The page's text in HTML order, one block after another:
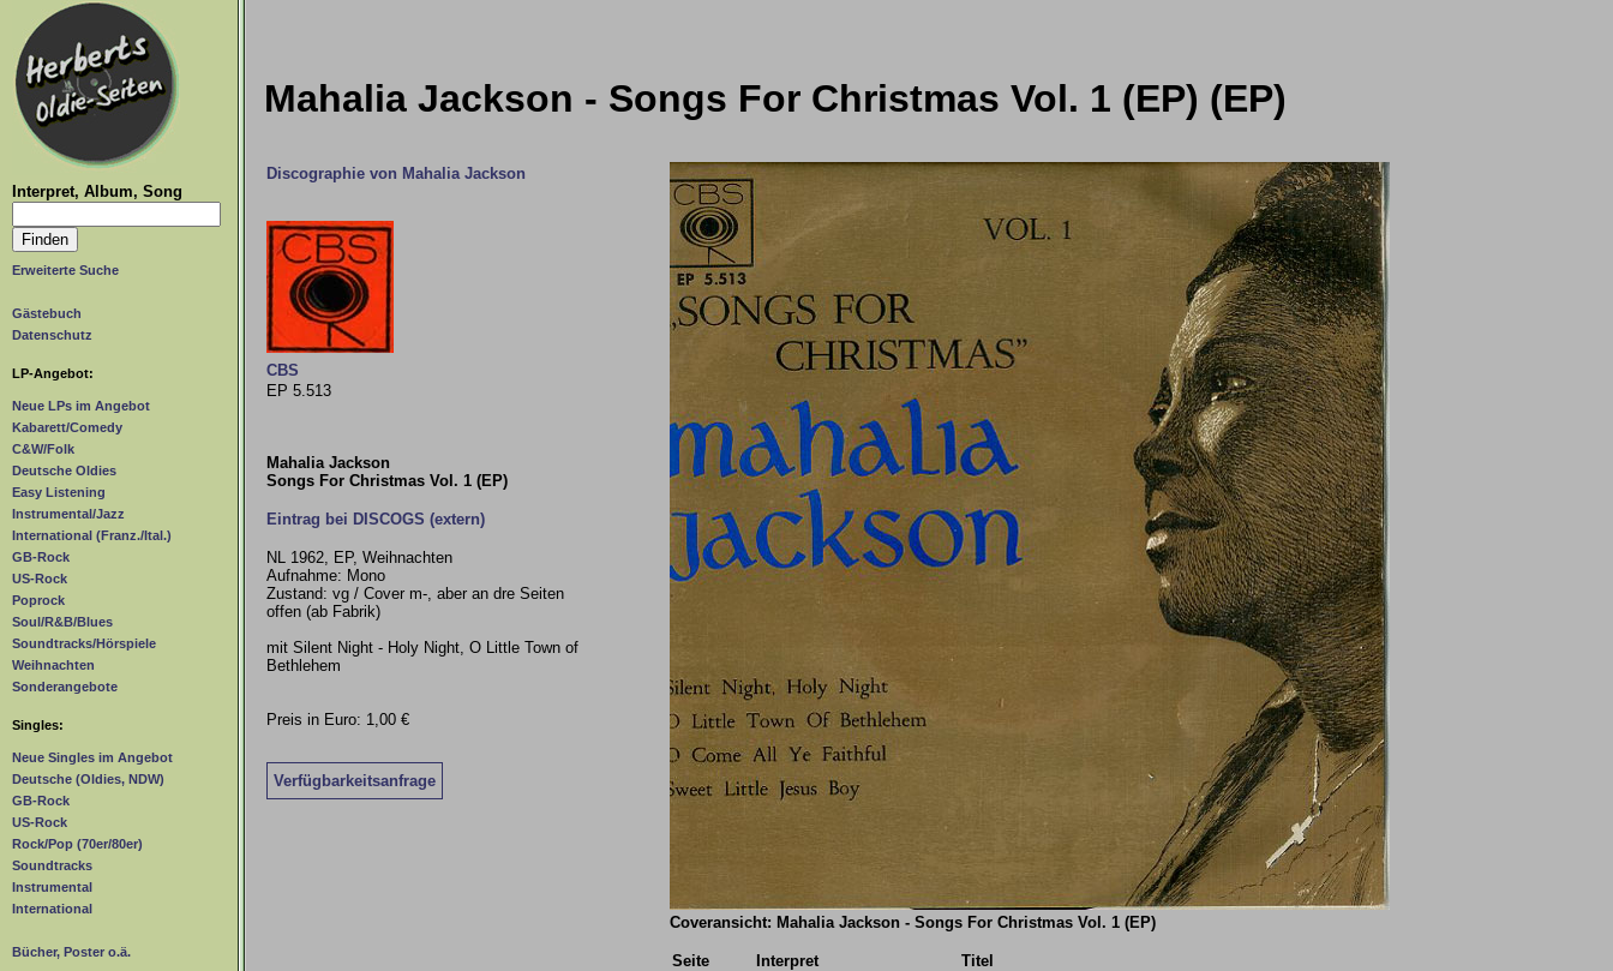
Interpret, Album, Song
Erweiterte Suche
Gästebuch
Datenschutz
LP-Angebot:
Neue LPs im Angebot
Kabarett/Comedy
C&W/Folk
Deutsche Oldies
Easy Listening
Instrumental/Jazz
International (Franz./Ital.)
GB-Rock
US-Rock
Poprock
Soul/R&B/Blues
Soundtracks/Hörspiele
Weihnachten
Sonderangebote
Singles:
Neue Singles im Angebot
Deutsche (Oldies, NDW)
GB-Rock
US-Rock
Rock/Pop (70er/80er)
Soundtracks
Instrumental
International
Bücher, Poster o.ä.
Mahalia Jackson - Songs For Christmas Vol. 1 (EP) (EP)
Discographie von Mahalia Jackson
CBS
EP 5.513
Mahalia Jackson
Songs For Christmas Vol. 1 (EP)
Eintrag bei DISCOGS (extern)
NL 1962, EP, Weihnachten
Aufnahme: Mono
Zustand: vg / Cover m-, aber an dre Seiten
offen (ab Fabrik)
mit Silent Night - Holy Night, O Little Town of
Bethlehem
Preis in Euro: 1,00 €
Verfügbarkeitsanfrage
Coveransicht: Mahalia Jackson - Songs For Christmas Vol. 1 (EP)
Seite Interpret
Titel